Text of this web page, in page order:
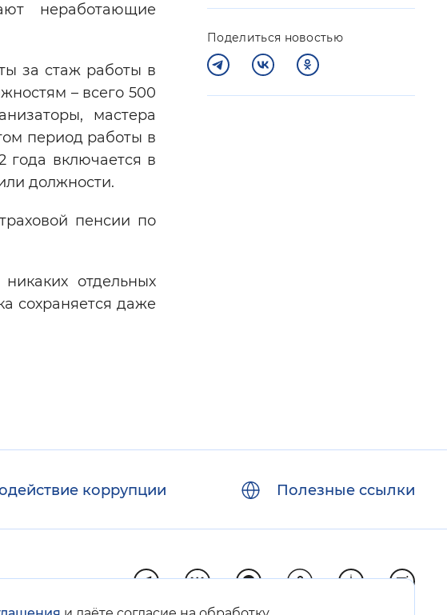
неработающие
за стаж работы в
– всего 500
мастера
период работы в
года включается в
должности.
пенсии по
отдельных
сохраняется даже
Поделиться новостью
коррупции Полезные ссылки